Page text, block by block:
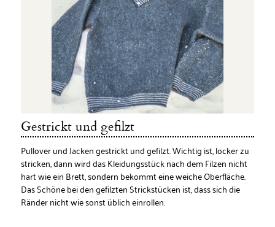
Gestrickt und gefilzt
Pullover und Jacken gestrickt und gefilzt. Wichtig ist, locker zu
stricken, dann wird das Kleidungsstück nach dem Filzen nicht
hart wie ein Brett, sondern bekommt eine weiche Oberfläche.
Das Schöne bei den gefilzten Strickstücken ist, dass sich die
Ränder nicht wie sonst üblich einrollen.